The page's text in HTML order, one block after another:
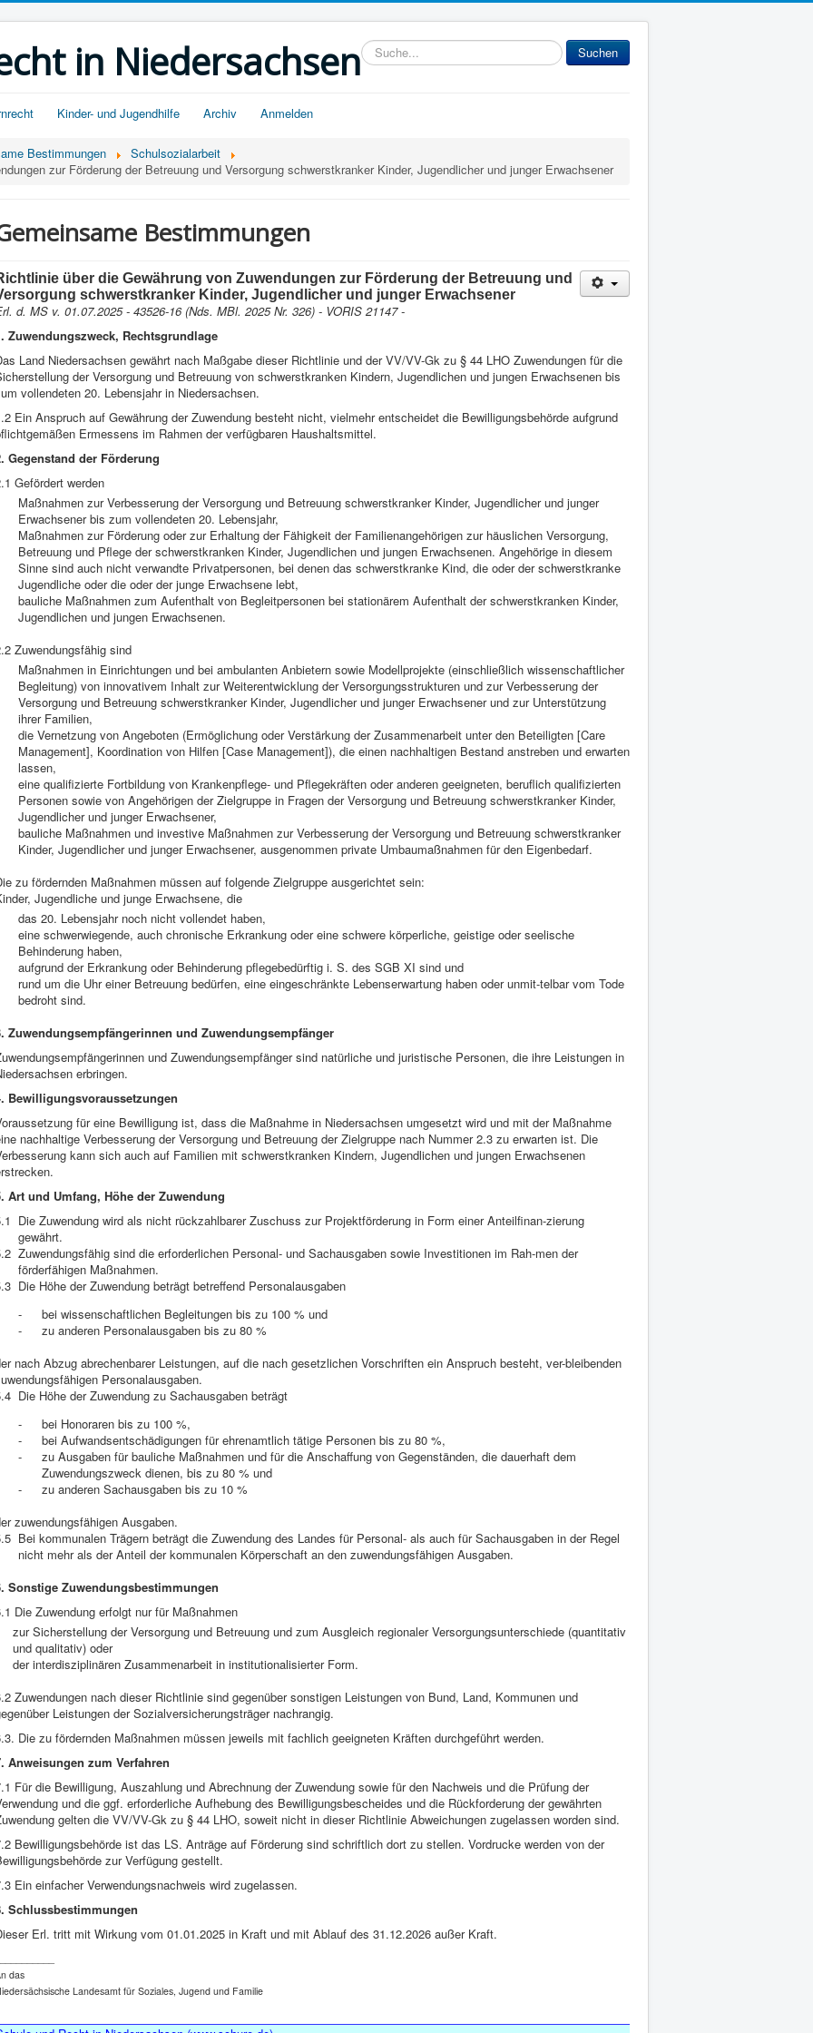
in NiedersachsenSucheingabe Suchen
Kinder- und Jugendhilfe Archiv Anmelden
Bestimmungen
Schulsozialarbeit
zur Förderung der Betreuung und Versorgung schwerstkranker Kinder, Jugendlicher und junger Erwachsener
Bestimmungen
über die Gewährung von Zuwendungen zur Förderung der Betreuung und
schwerstkranker Kinder, Jugendlicher und junger Erwachsener
d. MS v. 01.07.2025 - 43526-16 (Nds. MBl. 2025 Nr. 326) - VORIS 21147 -
Zuwendungszweck, Rechtsgrundlage
Land Niedersachsen gewährt nach Maßgabe dieser Richtlinie und der VV/VV-Gk zu § 44 LHO Zuwendungen für die
der Versorgung und Betreuung von schwerstkranken Kindern, Jugendlichen und jungen Erwachsenen bis
vollendeten 20. Lebensjahr in Niedersachsen.
Ein Anspruch auf Gewährung der Zuwendung besteht nicht, vielmehr entscheidet die Bewilligungsbehörde aufgrund
Ermessens im Rahmen der verfügbaren Haushaltsmittel.
Gegenstand der Förderung
Gefördert werden
Maßnahmen zur Verbesserung der Versorgung und Betreuung schwerstkranker Kinder, Jugendlicher und junger
Erwachsener bis zum vollendeten 20. Lebensjahr,
Maßnahmen zur Förderung oder zur Erhaltung der Fähigkeit der Familienangehörigen zur häuslichen Versorgung,
Betreuung und Pflege der schwerstkranken Kinder, Jugendlichen und jungen Erwachsenen. Angehörige in diesem
Sinne sind auch nicht verwandte Privatpersonen, bei denen das schwerstkranke Kind, die oder der schwerstkranke
Jugendliche oder die oder der junge Erwachsene lebt,
bauliche Maßnahmen zum Aufenthalt von Begleitpersonen bei stationärem Aufenthalt der schwerstkranken Kinder,
Jugendlichen und jungen Erwachsenen.
Zuwendungsfähig sind
Maßnahmen in Einrichtungen und bei ambulanten Anbietern sowie Modellprojekte (einschließlich wissenschaftlicher
Begleitung) von innovativem Inhalt zur Weiterentwicklung der Versorgungsstrukturen und zur Verbesserung der
Versorgung und Betreuung schwerstkranker Kinder, Jugendlicher und junger Erwachsener und zur Unterstützung
ihrer Familien,
die Vernetzung von Angeboten (Ermöglichung oder Verstärkung der Zusammenarbeit unter den Beteiligten [Care
Management], Koordination von Hilfen [Case Management]), die einen nachhaltigen Bestand anstreben und erwarten
lassen,
eine qualifizierte Fortbildung von Krankenpflege- und Pflegekräften oder anderen geeigneten, beruflich qualifizierten
Personen sowie von Angehörigen der Zielgruppe in Fragen der Versorgung und Betreuung schwerstkranker Kinder,
Jugendlicher und junger Erwachsener,
bauliche Maßnahmen und investive Maßnahmen zur Verbesserung der Versorgung und Betreuung schwerstkranker
Kinder, Jugendlicher und junger Erwachsener, ausgenommen private Umbaumaßnahmen für den Eigenbedarf.
zu fördernden Maßnahmen müssen auf folgende Zielgruppe ausgerichtet sein:
Jugendliche und junge Erwachsene, die
das 20. Lebensjahr noch nicht vollendet haben,
eine schwerwiegende, auch chronische Erkrankung oder eine schwere körperliche, geistige oder seelische
Behinderung haben,
aufgrund der Erkrankung oder Behinderung pflegebedürftig i. S. des SGB XI sind und
rund um die Uhr einer Betreuung bedürfen, eine eingeschränkte Lebenserwartung haben oder unmit-telbar vom Tode
bedroht sind.
Zuwendungsempfängerinnen und Zuwendungsempfänger
und Zuwendungsempfänger sind natürliche und juristische Personen, die ihre Leistungen in
erbringen.
Bewilligungsvoraussetzungen
für eine Bewilligung ist, dass die Maßnahme in Niedersachsen umgesetzt wird und mit der Maßnahme
nachhaltige Verbesserung der Versorgung und Betreuung der Zielgruppe nach Nummer 2.3 zu erwarten ist. Die
kann sich auch auf Familien mit schwerstkranken Kindern, Jugendlichen und jungen Erwachsenen
Art und Umfang, Höhe der Zuwendung
Die Zuwendung wird als nicht rückzahlbarer Zuschuss zur Projektförderung in Form einer Anteilfinan-zierung
gewährt.
Zuwendungsfähig sind die erforderlichen Personal- und Sachausgaben sowie Investitionen im Rah-men der
förderfähigen Maßnahmen.
Die Höhe der Zuwendung beträgt betreffend Personalausgaben
-
bei wissenschaftlichen Begleitungen bis zu 100 % und
-
zu anderen Personalausgaben bis zu 80 %
nach Abzug abrechenbarer Leistungen, auf die nach gesetzlichen Vorschriften ein Anspruch besteht, ver-bleibenden
Personalausgaben.
Die Höhe der Zuwendung zu Sachausgaben beträgt
-
bei Honoraren bis zu 100 %,
-
bei Aufwandsentschädigungen für ehrenamtlich tätige Personen bis zu 80 %,
-
zu Ausgaben für bauliche Maßnahmen und für die Anschaffung von Gegenständen, die dauerhaft dem
Zuwendungszweck dienen, bis zu 80 % und
-
zu anderen Sachausgaben bis zu 10 %
zuwendungsfähigen Ausgaben.
Bei kommunalen Trägern beträgt die Zuwendung des Landes für Personal- als auch für Sachausgaben in der Regel
nicht mehr als der Anteil der kommunalen Körperschaft an den zuwendungsfähigen Ausgaben.
Sonstige Zuwendungsbestimmungen
Die Zuwendung erfolgt nur für Maßnahmen
zur Sicherstellung der Versorgung und Betreuung und zum Ausgleich regionaler Versorgungsunterschiede (quantitativ
und qualitativ) oder
der interdisziplinären Zusammenarbeit in institutionalisierter Form.
Zuwendungen nach dieser Richtlinie sind gegenüber sonstigen Leistungen von Bund, Land, Kommunen und
Leistungen der Sozialversicherungsträger nachrangig.
Die zu fördernden Maßnahmen müssen jeweils mit fachlich geeigneten Kräften durchgeführt werden.
Anweisungen zum Verfahren
Für die Bewilligung, Auszahlung und Abrechnung der Zuwendung sowie für den Nachweis und die Prüfung der
und die ggf. erforderliche Aufhebung des Bewilligungsbescheides und die Rückforderung der gewährten
gelten die VV/VV-Gk zu § 44 LHO, soweit nicht in dieser Richtlinie Abweichungen zugelassen worden sind.
Bewilligungsbehörde ist das LS. Anträge auf Förderung sind schriftlich dort zu stellen. Vordrucke werden von der
zur Verfügung gestellt.
Ein einfacher Verwendungsnachweis wird zugelassen.
Schlussbestimmungen
Erl. tritt mit Wirkung vom 01.01.2025 in Kraft und mit Ablauf des 31.12.2026 außer Kraft.
das
Landesamt für Soziales, Jugend und Familie